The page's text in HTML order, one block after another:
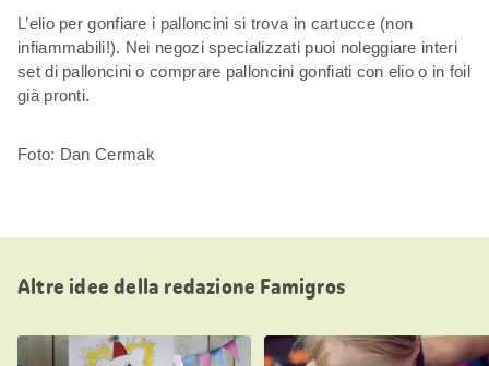
L’elio per gonfiare i palloncini si trova in cartucce (non
infiammabili!). Nei negozi specializzati puoi noleggiare interi
set di palloncini o comprare palloncini gonfiati con elio o in foil
già pronti.
Foto: Dan Cermak
Altre idee della redazione Famigros